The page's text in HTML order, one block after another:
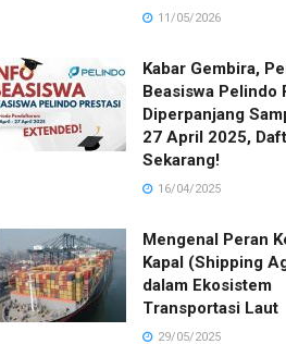
11/05/2026
Kabar Gembira,
Beasiswa Pelindo
Diperpanjang
27 April 2025,
Sekarang!
16/04/2025
Mengenal Peran
Kapal (Shipping
dalam Ekosistem
Transportasi Laut
29/05/2025